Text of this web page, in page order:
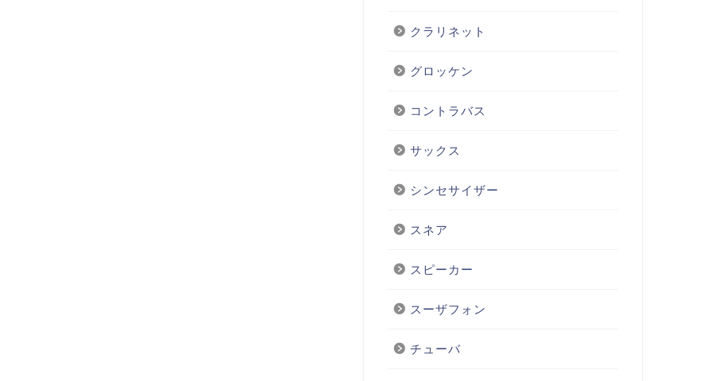
クラリネット
グロッケン
コントラバス
サックス
シンセサイザー
スネア
スピーカー
スーザフォン
チューバ